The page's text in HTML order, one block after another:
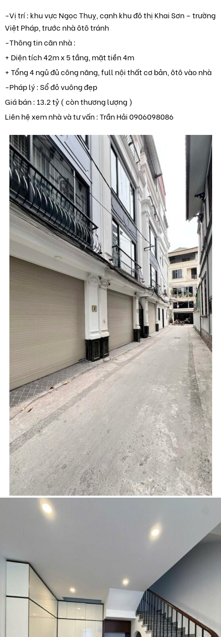
-Vị trí : khu vực Ngọc Thuỵ, cạnh khu đô thị Khai Sơn – trường
Việt Pháp, trước nhà ôtô tránh
-Thông tin căn nhà :
+ Diện tích 42m x 5 tầng, mặt tiền 4m
+ Tổng 4 ngủ đủ công năng, full nội thất cơ bản, ôtô vào nhà
-Pháp lý : Sổ đỏ vuông đẹp
Giá bán : 13.2 tỷ ( còn thương lượng )
Liên hệ xem nhà và tư vấn : Trần Hải 0906098086